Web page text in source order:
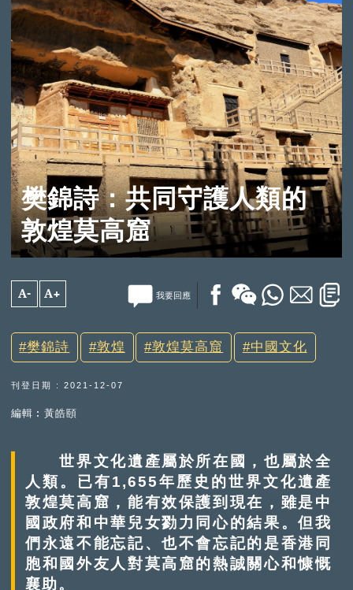
樊錦詩：共同守護人類的
敦煌莫高窟
A- A+ 我要回應
樊錦詩 敦煌 敦煌莫高窟 中國文化
刊登日期 : 2021-12-07
編輯︰黃皓頤
世界文化遺產屬於所在國，也屬於全
人類。已有1,655年歷史的世界文化遺產
敦煌莫高窟，能有效保護到現在，雖是中
國政府和中華兒女勠力同心的結果。但我
們永遠不能忘記、也不會忘記的是香港同
胞和國外友人對莫高窟的熱誠關心和慷慨
襄助。